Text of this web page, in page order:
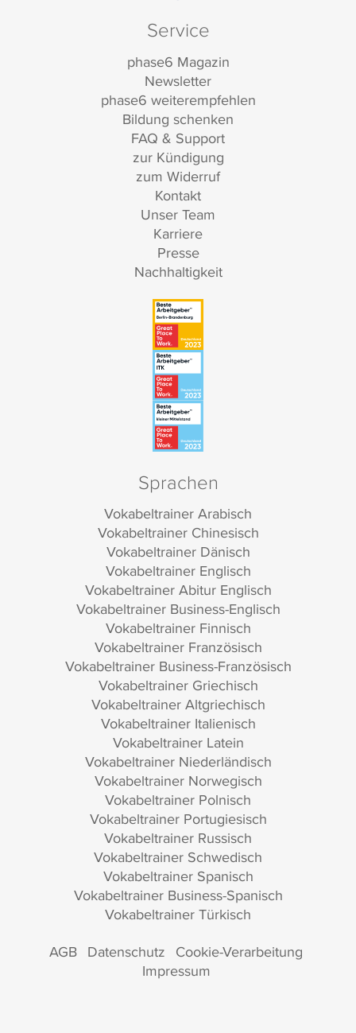
Service
phase6 Magazin
Newsletter
phase6 weiterempfehlen
Bildung schenken
FAQ & Support
zur Kündigung
zum Widerruf
Kontakt
Unser Team
Karriere
Presse
Nachhaltigkeit
Sprachen
Vokabeltrainer Arabisch
Vokabeltrainer Chinesisch
Vokabeltrainer Dänisch
Vokabeltrainer Englisch
Vokabeltrainer Abitur Englisch
Vokabeltrainer Business-Englisch
Vokabeltrainer Finnisch
Vokabeltrainer Französisch
Vokabeltrainer Business-Französisch
Vokabeltrainer Griechisch
Vokabeltrainer Altgriechisch
Vokabeltrainer Italienisch
Vokabeltrainer Latein
Vokabeltrainer Niederländisch
Vokabeltrainer Norwegisch
Vokabeltrainer Polnisch
Vokabeltrainer Portugiesisch
Vokabeltrainer Russisch
Vokabeltrainer Schwedisch
Vokabeltrainer Spanisch
Vokabeltrainer Business-Spanisch
Vokabeltrainer Türkisch
AGB Datenschutz Cookie-Verarbeitung
Impressum